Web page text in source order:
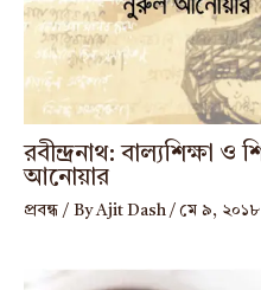
রবীন্দ্রনাথ: বাল্যশিক্ষা
আনোয়ার
প্রবন্ধ / By Ajit Dash / মে ৯, ২০১৮